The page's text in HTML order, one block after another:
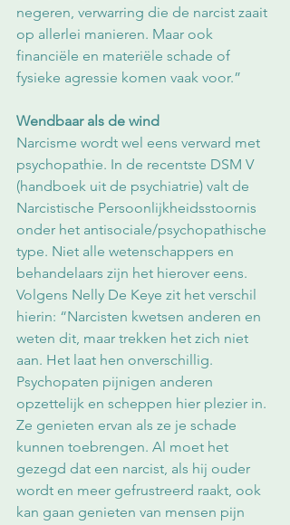
negeren, verwarring die de narcist zaait
op allerlei manieren. Maar ook
financiële en materiële schade of
fysieke agressie komen vaak voor.”
Wendbaar als de wind
Narcisme wordt wel eens verward met
psychopathie. In de recentste DSM V
(handboek uit de psychiatrie) valt de
Narcistische Persoonlijkheidsstoornis
onder het antisociale/psychopathische
type. Niet alle wetenschappers en
behandelaars zijn het hierover eens.
Volgens Nelly De Keye zit het verschil
hierin: “Narcisten kwetsen anderen en
weten dit, maar trekken het zich niet
aan. Het laat hen onverschillig.
Psychopaten pijnigen anderen
opzettelijk en scheppen hier plezier in.
Ze genieten ervan als ze je schade
kunnen toebrengen. Al moet het
gezegd dat een narcist, als hij ouder
wordt en meer gefrustreerd raakt, ook
kan gaan genieten van mensen pijn